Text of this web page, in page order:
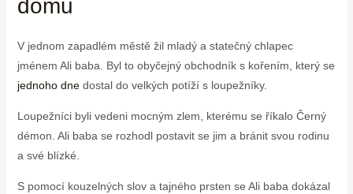
domů
V jednom zapadlém městě žil mladý a statečný chlapec
jménem Ali baba. Byl to obyčejný obchodník s kořením, který se
jednoho dnedostal do velkých potíží s loupežníky.
Loupežníci byli vedeni mocným zlem, kterému se říkalo Černý
démon. Ali baba se rozhodl postavit se jim a bránit svou rodinu
a své blízké.
S pomocí kouzelných slov a tajného prsten se Ali baba dokázal